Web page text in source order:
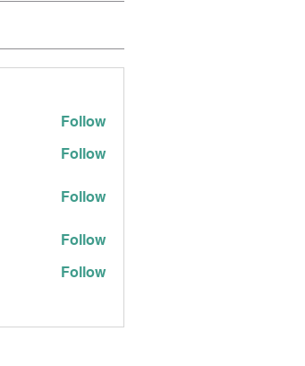
Follow
Follow
Follow
Follow
Follow